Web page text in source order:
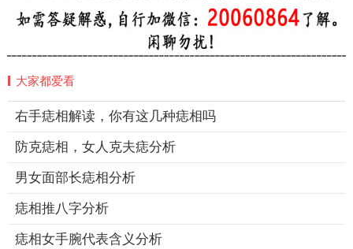
大家都爱看
右手痣相解读，你有这几种痣相吗
防克痣相，女人克夫痣分析
男女面部长痣相分析
痣相推八字分析
痣相女手腕代表含义分析